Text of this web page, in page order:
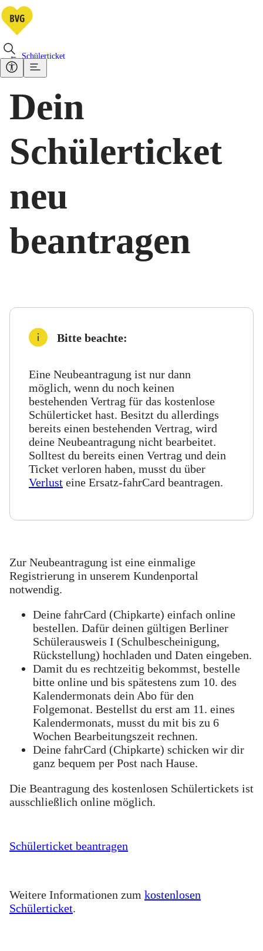
Schülerticket
Dein
Schülerticket
neu
beantragen
Bitte beachte:
Eine Neubeantragung ist nur dann
möglich, wenn du noch keinen
bestehenden Vertrag für das kostenlose
Schülerticket hast. Besitzt du allerdings
bereits einen bestehenden Vertrag, wird
deine Neubeantragung nicht bearbeitet.
Solltest du bereits einen Vertrag und dein
Ticket verloren haben, musst du über
Verlust eine Ersatz-fahrCard beantragen.
Zur Neubeantragung ist eine einmalige
Registrierung in unserem Kundenportal
notwendig.
Deine fahrCard (Chipkarte) einfach online
bestellen. Dafür deinen gültigen Berliner
Schülerausweis I (Schulbescheinigung,
Rückstellung) hochladen und Daten eingeben.
Damit du es rechtzeitig bekommst, bestelle
bitte online und bis spätestens zum 10. des
Kalendermonats dein Abo für den
Folgemonat. Bestellst du erst am 11. eines
Kalendermonats, musst du mit bis zu 6
Wochen Bearbeitungszeit rechnen.
Deine fahrCard (Chipkarte) schicken wir dir
ganz bequem per Post nach Hause.
Die Beantragung des kostenlosen Schülertickets ist
ausschließlich online möglich.
Schülerticket beantragen
Weitere Informationen zum kostenlosen
Schülerticket.